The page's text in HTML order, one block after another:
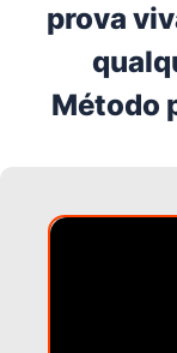
prova
Método